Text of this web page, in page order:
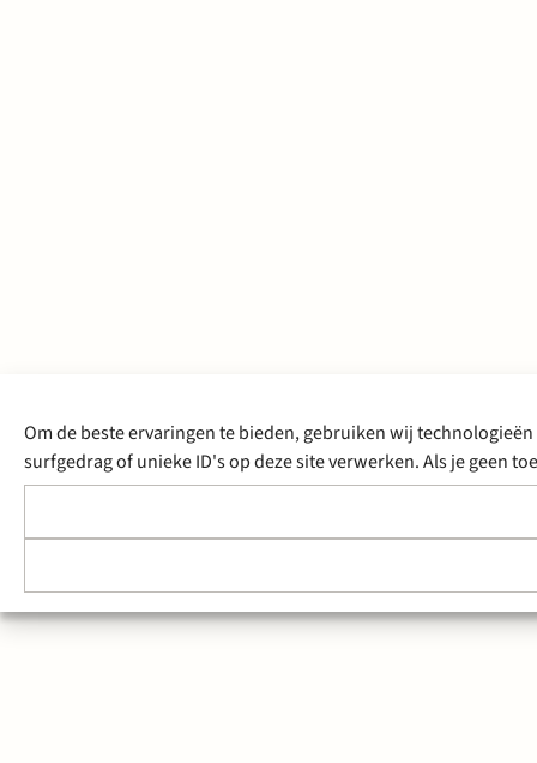
Om de beste ervaringen te bieden, gebruiken wij
surfgedrag of unieke ID's op deze site verwerken. Als je geen